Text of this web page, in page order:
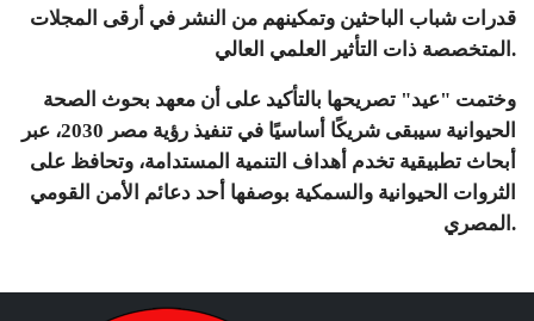
قدرات شباب الباحثين وتمكينهم من النشر في أرقى المجلات
المتخصصة ذات التأثير العلمي العالي.
وختمت "عيد" تصريحها بالتأكيد على أن معهد بحوث الصحة
الحيوانية سيبقى شريكًا أساسيًا في تنفيذ رؤية مصر 2030، عبر
أبحاث تطبيقية تخدم أهداف التنمية المستدامة، وتحافظ على
الثروات الحيوانية والسمكية بوصفها أحد دعائم الأمن القومي
المصري.